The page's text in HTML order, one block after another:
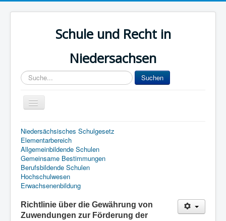
Schule und Recht in
Niedersachsen
Sucheingabe Suchen
Navigation
an/aus
Start
Lehrer
Dienstrecht
Elternrecht
Archiv
Niedersächsisches Schulgesetz
Elementarbereich
Allgemeinbildende Schulen
Gemeinsame Bestimmungen
Berufsbildende Schulen
Hochschulwesen
Erwachsenenbildung
Richtlinie über die Gewährung von
Zuwendungen zur Förderung der